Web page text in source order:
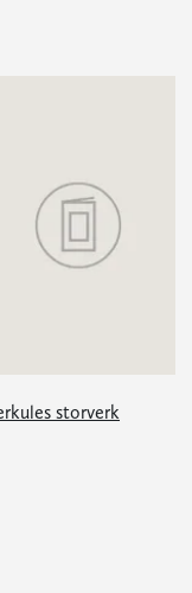
storverk